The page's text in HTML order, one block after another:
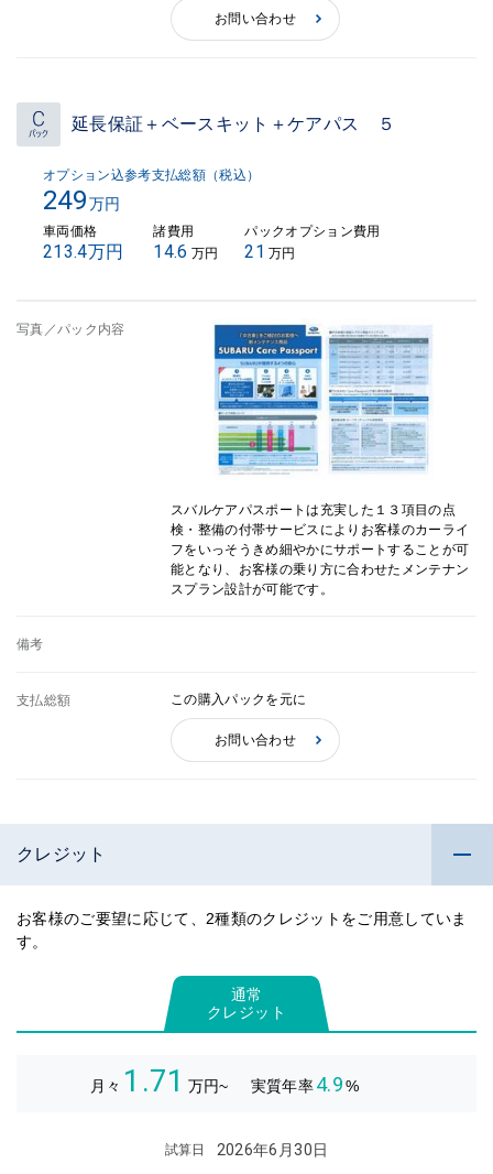
お問い合わせ
延長保証＋ベースキット＋ケアパス ５
オプション込参考支払総額（税込）
249万円
車両価格
213.4万円
諸費用
14.6 万円
パックオプション費用
21 万円
写真／パック内容
スバルケアパスポートは充実した１３項目の点
検・整備の付帯サービスによりお客様のカーライ
フをいっそうきめ細やかにサポートすることが可
能となり、お客様の乗り方に合わせたメンテナン
スプラン設計が可能です。
備考
支払総額 この購入パックを元に
お問い合わせ
クレジット
お客様のご要望に応じて、2種類のクレジットをご用意していま
す。
通常
クレジット
月々 1.71 万円~ 実質年率4.9%
試算日 2026年6月30日